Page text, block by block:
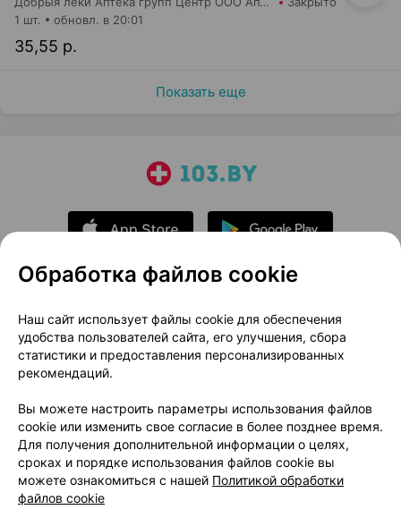
35,55 р.
1 шт. обновл. в 20:01
Показать еще
О проекте
Новости проекта
Размещение рекламы
Медицинский маркетинг
Публичный договор
Доставка
Способы оплаты
Вакансии
Партнеры
Написать руководителю 103.by
Написать в поддержку
Персональные настройки Cookie
Обработка файлов cookie
Наш сайт использует файлы cookie для обеспечения
удобства пользователей сайта, его улучшения, сбора
статистики и предоставления персонализированных
рекомендаций.
Вы можете настроить параметры использования файлов
cookie или изменить свое согласие в более позднее время.
Для получения дополнительной информации о целях,
сроках и порядке использования файлов cookie вы
можете ознакомиться с нашей Политикой обработки
файлов cookie